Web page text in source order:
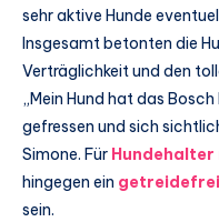
sehr aktive Hunde
Insgesamt betonten die
Verträglichkeit und den
„Mein Hund hat das
gefressen und sich
Simone. Für
hingegen ein
sein.